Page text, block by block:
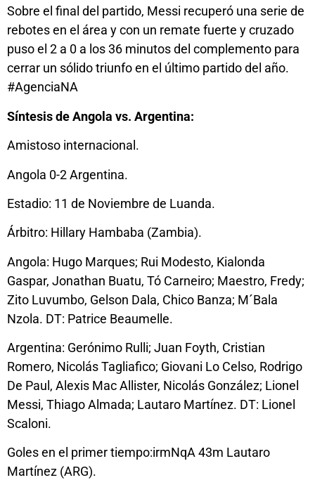
Sobre el final del partido, Messi recuperó una serie de
rebotes en el área y con un remate fuerte y cruzado
puso el 2 a 0 a los 36 minutos del complemento para
cerrar un sólido triunfo en el último partido del año.
#AgenciaNA
Síntesis de Angola vs. Argentina:
Amistoso internacional.
Angola 0-2 Argentina.
Estadio: 11 de Noviembre de Luanda.
Árbitro: Hillary Hambaba (Zambia).
Angola: Hugo Marques; Rui Modesto, Kialonda
Gaspar, Jonathan Buatu, Tó Carneiro; Maestro, Fredy;
Zito Luvumbo, Gelson Dala, Chico Banza; M´Bala
Nzola. DT: Patrice Beaumelle.
Argentina: Gerónimo Rulli; Juan Foyth, Cristian
Romero, Nicolás Tagliafico; Giovani Lo Celso, Rodrigo
De Paul, Alexis Mac Allister, Nicolás González; Lionel
Messi, Thiago Almada; Lautaro Martínez. DT: Lionel
Scaloni.
Goles en el primer tiempo:irmNqA 43m Lautaro
Martínez (ARG).